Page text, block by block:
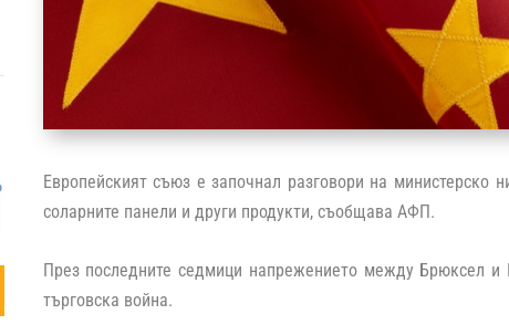
Европейският съюз е започнал разговори на министерско
соларните панели и други продукти, съобщава АФП.
През последните седмици напрежението между Брюксел
търговска война.